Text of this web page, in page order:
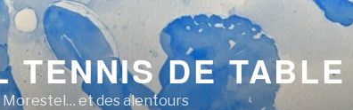
TENNIS DE TABLE
Morestel… et des alentours